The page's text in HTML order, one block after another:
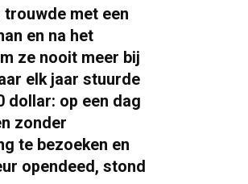
met een
en na het
ze nooit meer bij
elk jaar stuurde
dollar: op een dag
zonder
te bezoeken en
opendeed, stond